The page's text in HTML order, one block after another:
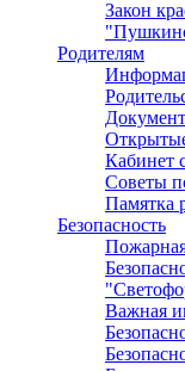
Закон
Родителям
Кабинет
Советы
Памятка
Безопасность
Важная